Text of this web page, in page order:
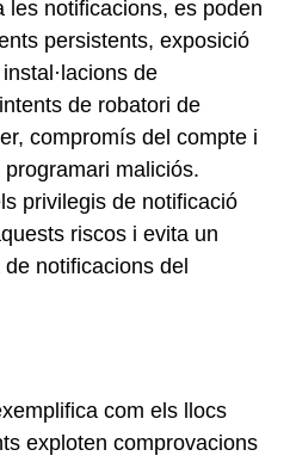
les notificacions, es poden
persistents, exposició
de
de robatori de
compromís del compte i
maliciós.
privilegis de notificació
riscos i evita un
notificacions del
com els llocs
exploten comprovacions